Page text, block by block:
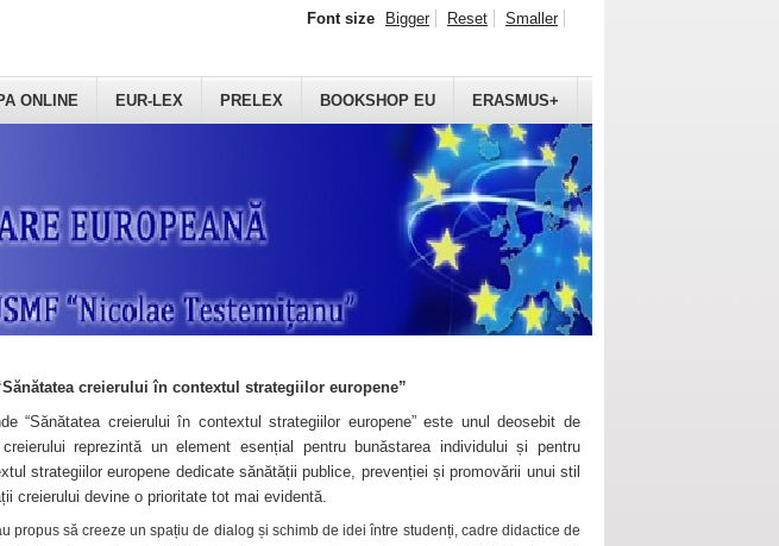
ONLINE EUR-LEX PRELEX BOOKSHOP EU ERASMUS+
Font size Bigger Reset Smaller
creierului în contextul strategiilor europene”
“Sănătatea creierului în contextul strategiilor europene” este unul deosebit de
reprezintă un element esențial pentru bunăstarea individului și pentru
strategiilor europene dedicate sănătății publice, prevenției și promovării unui stil
creierului devine o prioritate tot mai evidentă.
propus să creeze un spațiu de dialog și schimb de idei între studenți, cadre didactice de